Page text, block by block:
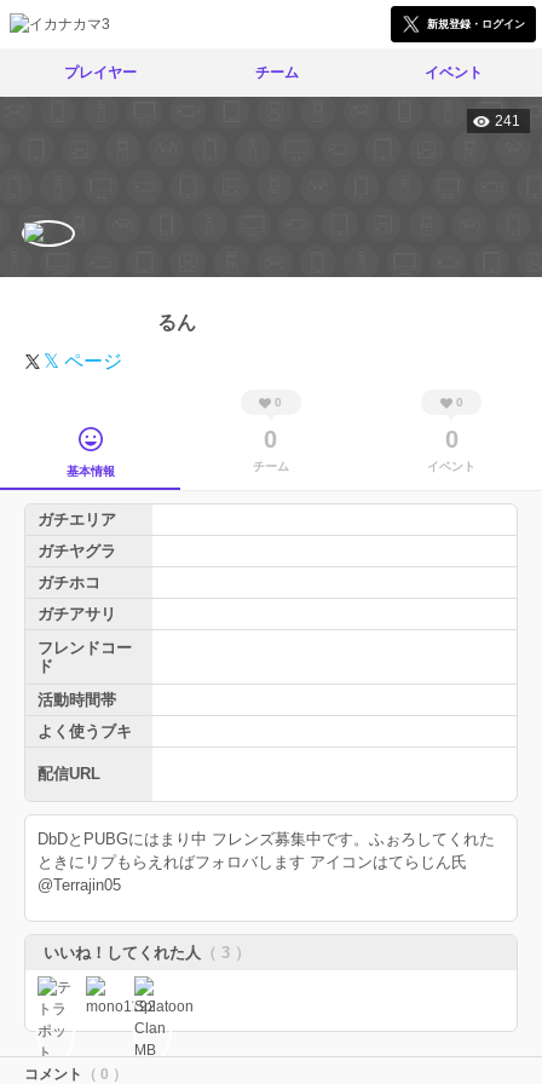
新規登録・ログイン
プレイヤー チーム イベント
241
るん
𝕏 ページ
基本情報
0
0
チーム
0
0
イベント
ガチエリア
ガチヤグラ
ガチホコ
ガチアサリ
フレンドコー
ド
活動時間帯
よく使うブキ
配信URL
DbDとPUBGにはまり中 フレンズ募集中です。ふぉろしてくれた
ときにリプもらえればフォロバします アイコンはてらじん氏
@Terrajin05
いいね！してくれた人 （ 3 ）
コメント （ 0 ）